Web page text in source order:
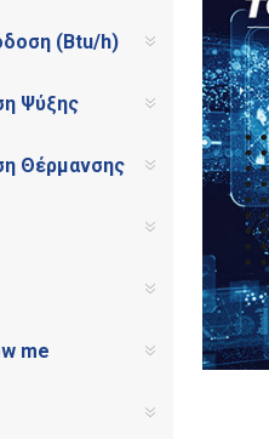
(Btu/h)
Ψύξης
Θέρμανσης
me